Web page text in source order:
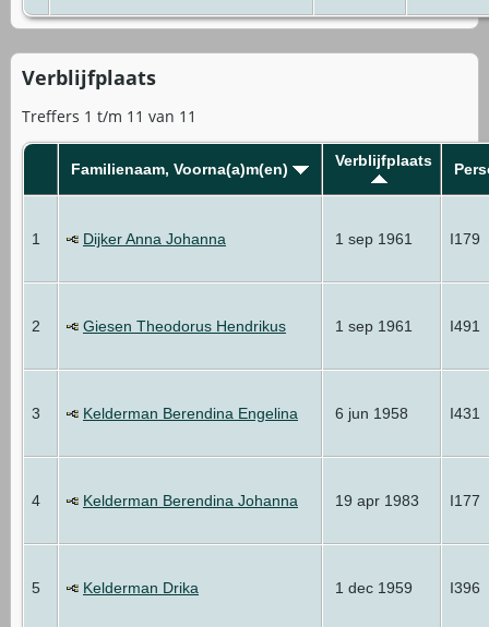
Verblijfplaats
Treffers 1 t/m 11 van 11
Familienaam, Voorna(a)m(en) Verblijfplaats
1 Dijker Anna Johanna 1 sep 1961 I179
2 Giesen Theodorus Hendrikus 1 sep 1961 I491
3 Kelderman Berendina Engelina 6 jun 1958 I431
4 Kelderman Berendina Johanna 19 apr 1983 I177
5 Kelderman Drika 1 dec 1959 I396